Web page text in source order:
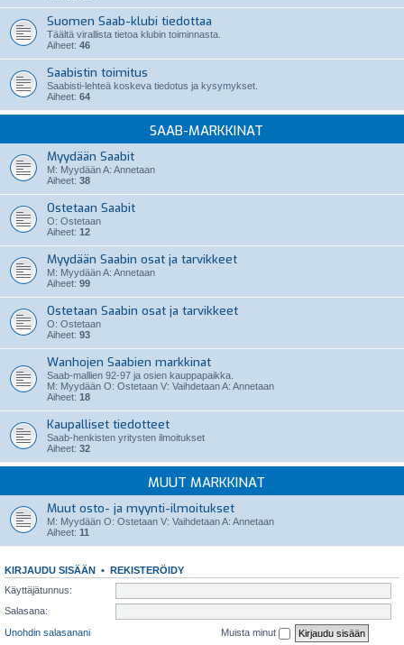
Suomen Saab-klubi tiedottaa
Täältä virallista tietoa klubin toiminnasta.
Aiheet: 46
Saabistin toimitus
Saabisti-lehteä koskeva tiedotus ja kysymykset.
Aiheet: 64
SAAB-MARKKINAT
Myydään Saabit
M: Myydään A: Annetaan
Aiheet: 38
Ostetaan Saabit
O: Ostetaan
Aiheet: 12
Myydään Saabin osat ja tarvikkeet
M: Myydään A: Annetaan
Aiheet: 99
Ostetaan Saabin osat ja tarvikkeet
O: Ostetaan
Aiheet: 93
Wanhojen Saabien markkinat
Saab-mallien 92-97 ja osien kauppapaikka.
M: Myydään O: Ostetaan V: Vaihdetaan A: Annetaan
Aiheet: 18
Kaupalliset tiedotteet
Saab-henkisten yritysten ilmoitukset
Aiheet: 32
MUUT MARKKINAT
Muut osto- ja myynti-ilmoitukset
M: Myydään O: Ostetaan V: Vaihdetaan A: Annetaan
Aiheet: 11
KIRJAUDU SISÄÄN • REKISTERÖIDY
Käyttäjätunnus:
Salasana:
Unohdin salasanani
Muista minut